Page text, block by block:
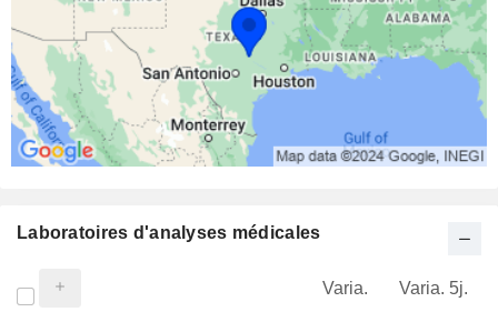
Laboratoires d'analyses médicales
Varia. Varia. 5j.